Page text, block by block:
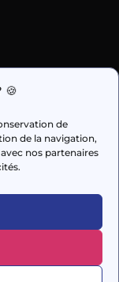
🍪
de
de la navigation,
nos partenaires